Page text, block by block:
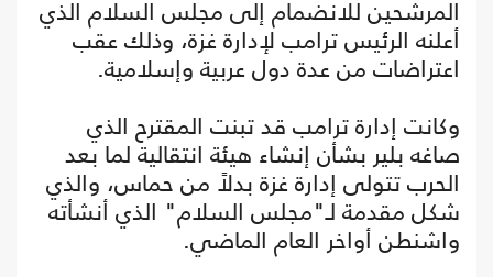
المرشحين للانضمام إلى مجلس السلام الذي
أعلنه الرئيس ترامب لإدارة غزة، وذلك عقب
اعتراضات من عدة دول عربية وإسلامية.
وكانت إدارة ترامب قد تبنت المقترح الذي
صاغه بلير بشأن إنشاء هيئة انتقالية لما بعد
الحرب تتولى إدارة غزة بدلاً من حماس، والذي
شكل مقدمة لـ"مجلس السلام" الذي أنشأته
واشنطن أواخر العام الماضي.